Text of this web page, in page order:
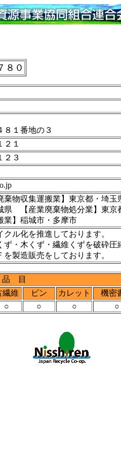
８０
８１番地の３
１
２３
物収集運搬業】東京都・埼玉
県 【産業廃棄物処分業】東
業】稲城市・多摩市
ル化を推進しております。
ず・木くず・繊維くずを破砕圧
製造販売をしております。
目
繊維 ビン カレット
機密
○ ○ ○ ○